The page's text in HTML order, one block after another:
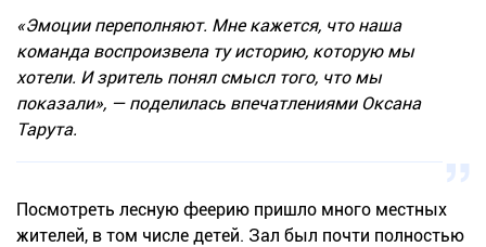
«Эмоции переполняют. Мне кажется, что наша
команда воспроизвела ту историю, которую мы
хотели. И зритель понял смысл того, что мы
показали», — поделилась впечатлениями Оксана
Тарута.
Посмотреть лесную феерию пришло много местных
жителей, в том числе детей. Зал был почти полностью